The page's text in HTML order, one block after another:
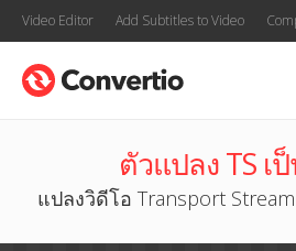
Video Editor Add Subtitles to Video
ตัวแปลง TS เ
แปลงวิดีโอ Transport